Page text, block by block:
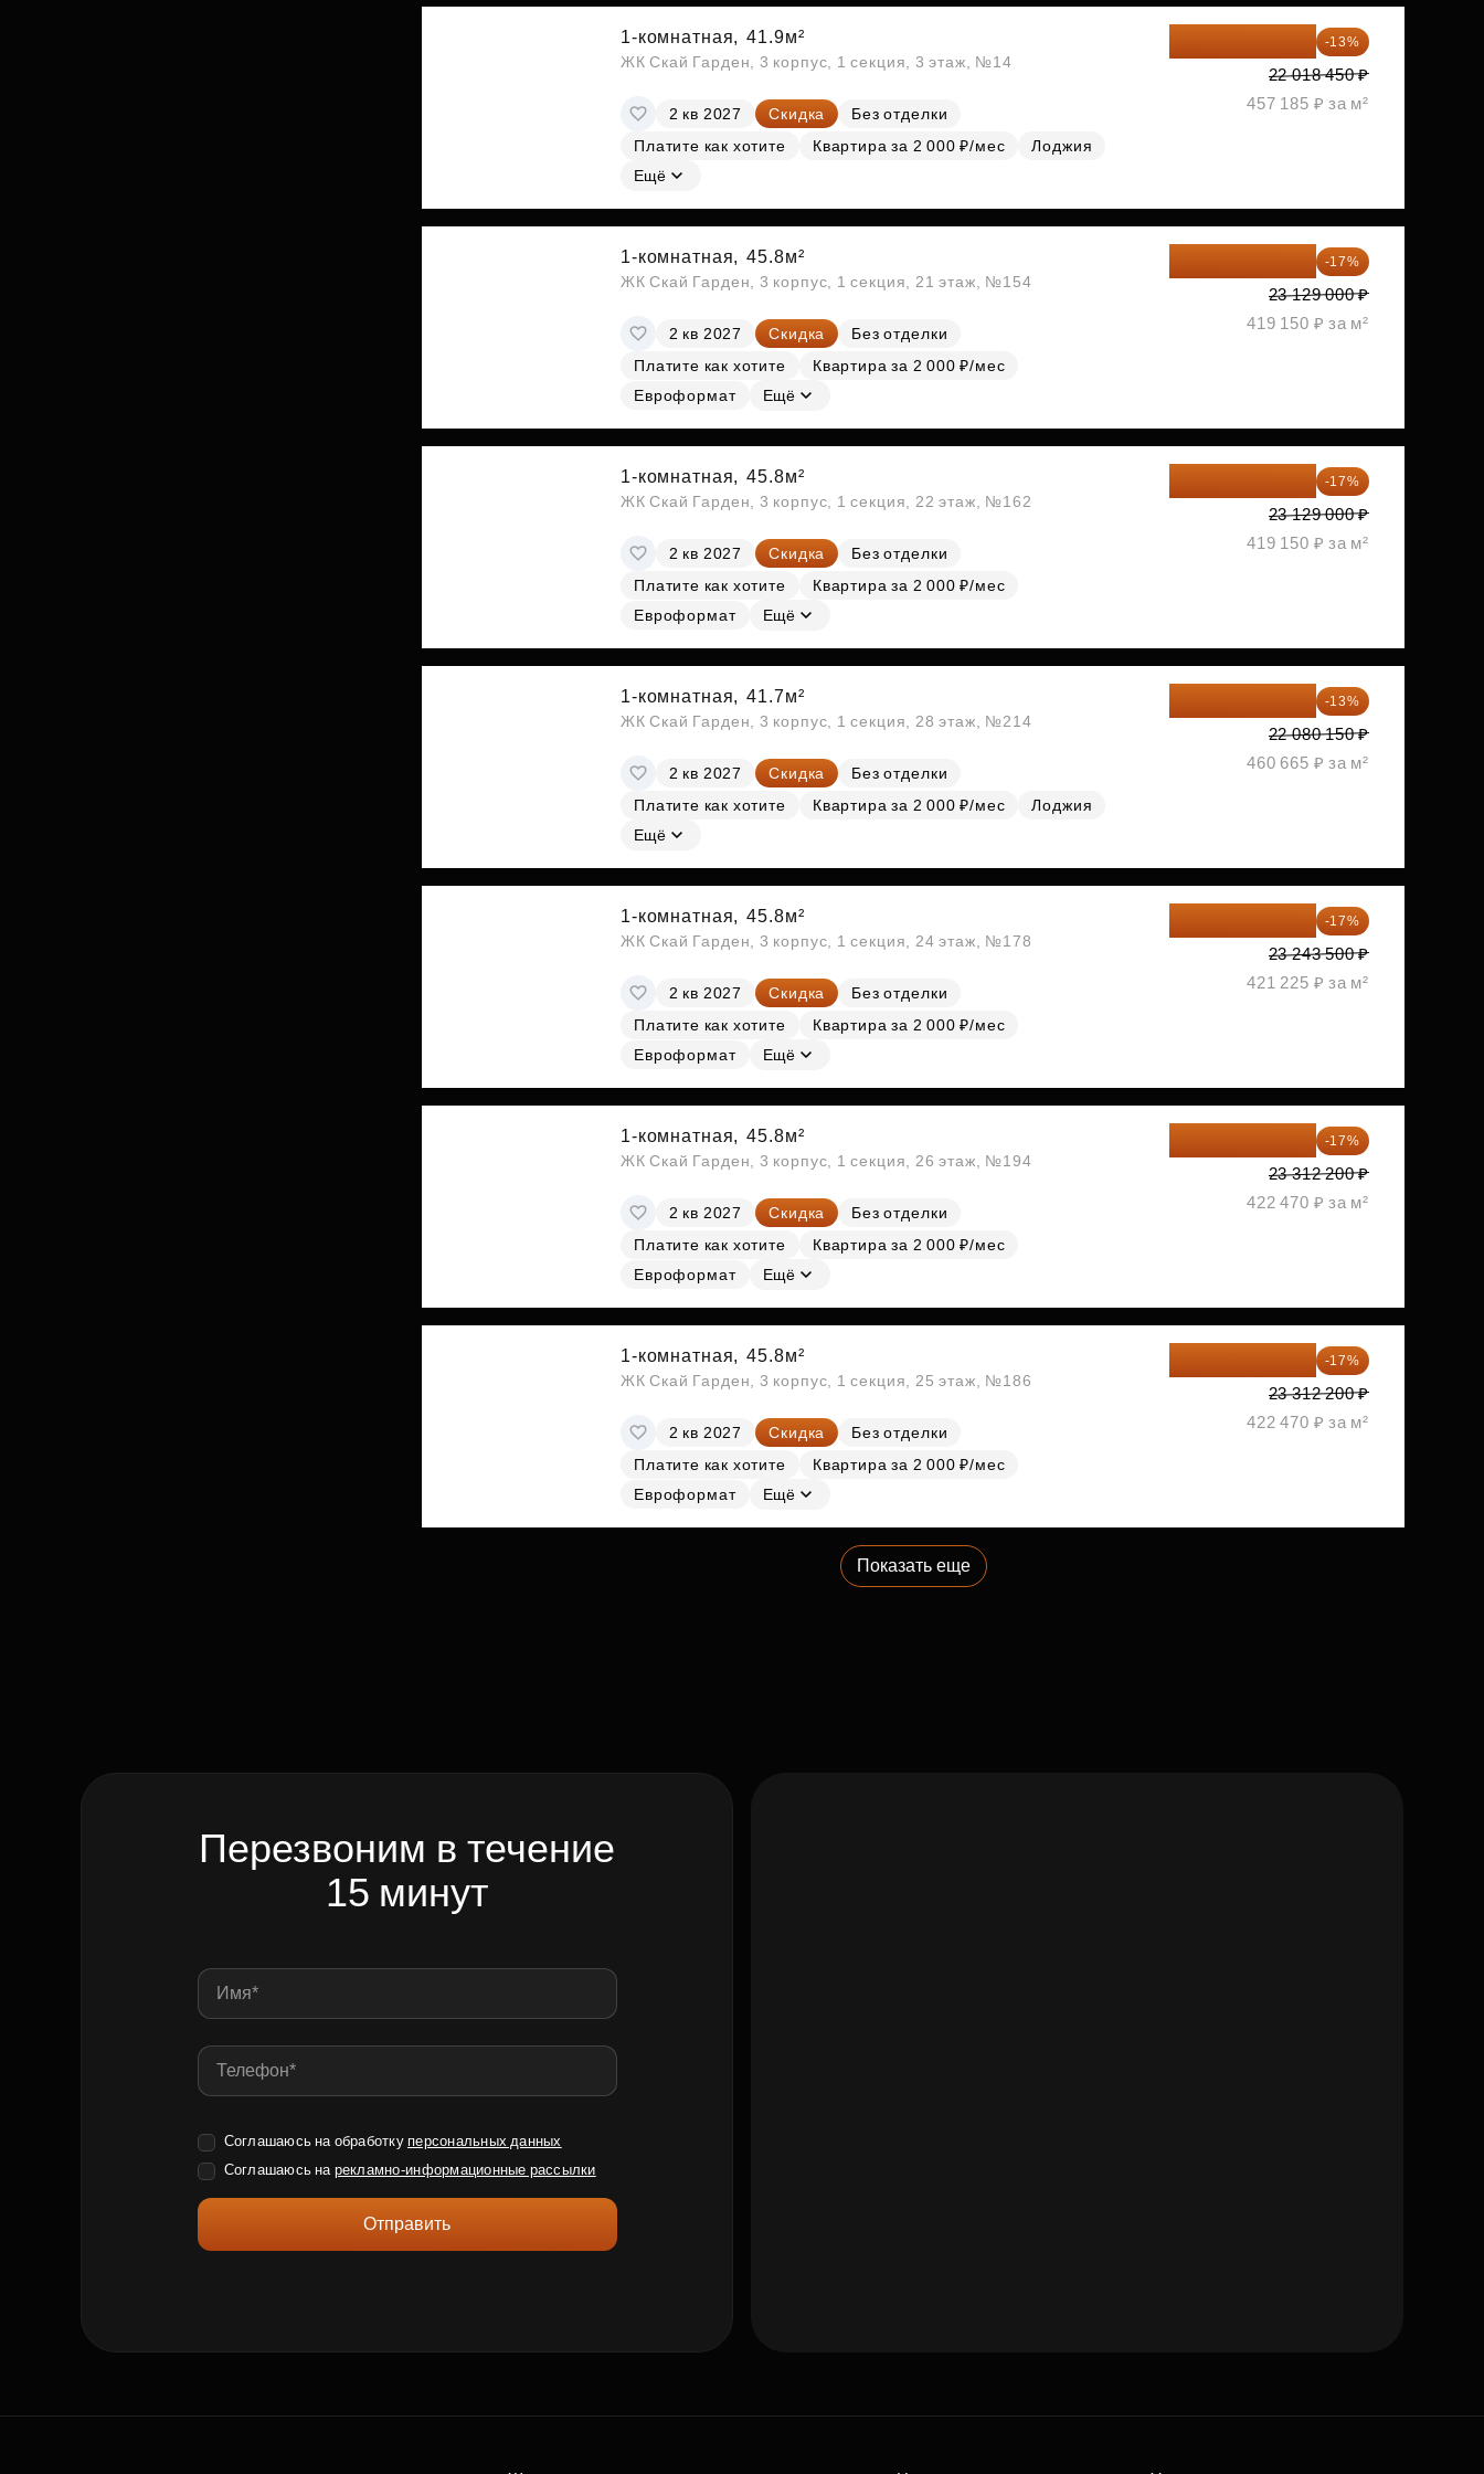
1-комнатная, 41.9м²
ЖК Скай Гарден, 3 корпус, 1 секция, 3 этаж, №14
2 кв 2027 Скидка
Без отделки
Платите как хотите
Квартира за 2 000 ₽/мес
Лоджия
Ещё
-13%
22 018 450 ₽
457 185 ₽ за м²
1-комнатная, 45.8м²
ЖК Скай Гарден, 3 корпус, 1 секция, 21 этаж, №154
2 кв 2027 Скидка
Без отделки
Платите как хотите
Квартира за 2 000 ₽/мес
Евроформат
Ещё
-17%
23 129 000 ₽
419 150 ₽ за м²
1-комнатная, 45.8м²
ЖК Скай Гарден, 3 корпус, 1 секция, 22 этаж, №162
2 кв 2027 Скидка
Без отделки
Платите как хотите
Квартира за 2 000 ₽/мес
Евроформат
Ещё
-17%
23 129 000 ₽
419 150 ₽ за м²
1-комнатная, 41.7м²
ЖК Скай Гарден, 3 корпус, 1 секция, 28 этаж, №214
2 кв 2027 Скидка
Без отделки
Платите как хотите
Квартира за 2 000 ₽/мес
Лоджия
Ещё
-13%
22 080 150 ₽
460 665 ₽ за м²
1-комнатная, 45.8м²
ЖК Скай Гарден, 3 корпус, 1 секция, 24 этаж, №178
2 кв 2027 Скидка
Без отделки
Платите как хотите
Квартира за 2 000 ₽/мес
Евроформат
Ещё
-17%
23 243 500 ₽
421 225 ₽ за м²
1-комнатная, 45.8м²
ЖК Скай Гарден, 3 корпус, 1 секция, 26 этаж, №194
2 кв 2027 Скидка
Без отделки
Платите как хотите
Квартира за 2 000 ₽/мес
Евроформат
Ещё
-17%
23 312 200 ₽
422 470 ₽ за м²
1-комнатная, 45.8м²
ЖК Скай Гарден, 3 корпус, 1 секция, 25 этаж, №186
2 кв 2027 Скидка
Без отделки
Платите как хотите
Квартира за 2 000 ₽/мес
Евроформат
Ещё
-17%
23 312 200 ₽
422 470 ₽ за м²
Показать еще
Перезвоним в течение
15 минут
Соглашаюсь на обработку персональных данных
Соглашаюсь на рекламно-информационные рассылки
Отправить